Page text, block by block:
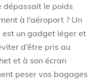
dépassait le poids
à l’aéroport ? Un
un gadget léger et
d’être pris au
et à son écran
peser vos bagages